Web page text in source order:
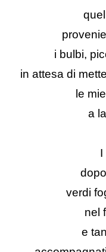
i bulbi,
in attesa di
le
a
I
verdi
nel
e